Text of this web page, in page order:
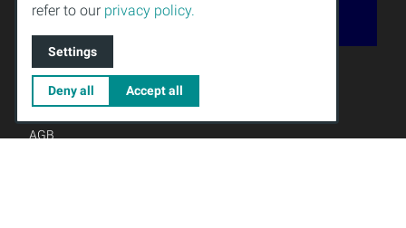
QUALITÄT
WISSEN
DOWNLOAD
AGB
refer to our privacy policy.
Settings
Deny all Accept all